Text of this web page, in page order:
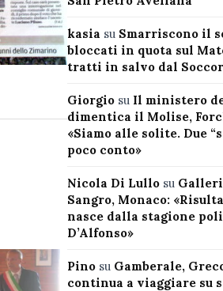
kasia su Smarriscono il
bloccati in quota sul
tratti in salvo dal
Giorgiosu Il ministero
dimentica il Molise,
«Siamo alle solite. Due
poco conto»
Nicola Di Lullosu
Sangro, Monaco:
nasce dalla stagione
D’Alfonso»
Pinosu Gamberale,
continua a viaggiare su